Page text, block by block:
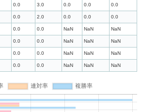
0.0 3.0 0.0 0.0 0.0
0.0 2.0 0.0 0.0 0.0
0.0 0.0 NaN NaN NaN
0.0 0.0 NaN NaN NaN
0.0 0.0 NaN NaN NaN
0.0 0.0 NaN NaN NaN